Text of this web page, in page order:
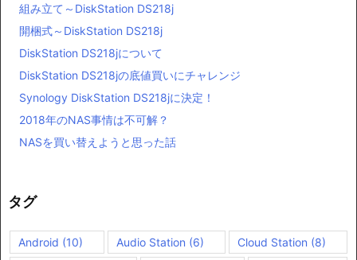
組み立て～DiskStation DS218j
開梱式～DiskStation DS218j
DiskStation DS218jについて
DiskStation DS218jの底値買いにチャレンジ
Synology DiskStation DS218jに決定！
2018年のNAS事情は不可解？
NASを買い替えようと思った話
タグ
Android (10) Audio Station (6) Cloud Station (8)